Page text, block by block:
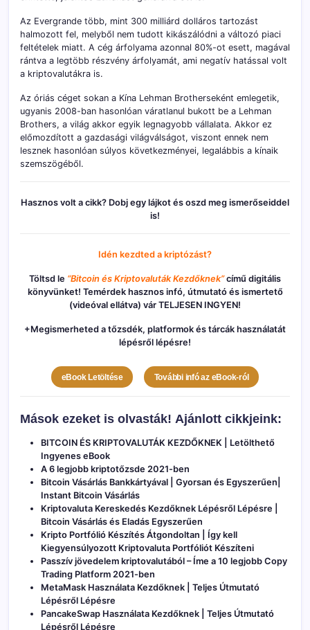
Az Evergrande több, mint 300 milliárd dolláros tartozást
halmozott fel, melyből nem tudott kikászálódni a változó piaci
feltételek miatt. A cég árfolyama azonnal 80%-ot esett, magával
rántva a legtöbb részvény árfolyamát, ami negatív hatással volt
a kriptovalutákra is.
Az óriás céget sokan a Kína Lehman Brotherseként emlegetik,
ugyanis 2008-ban hasonlóan váratlanul bukott be a Lehman
Brothers, a világ akkor egyik legnagyobb vállalata. Akkor ez
előmozdított a gazdasági világválságot, viszont ennek nem
lesznek hasonlóan súlyos következményei, legalábbis a kínaik
szemszögéből.
Hasznos volt a cikk? Dobj egy lájkot és oszd meg ismerőseiddel
is!
Idén kezdted a kriptózást?
Töltsd le “Bitcoin és Kriptovaluták Kezdőknek”című digitális
könyvünket! Temérdek hasznos infó, útmutató és ismertető
(videóval ellátva) vár TELJESEN INGYEN!
+Megismerheted a tőzsdék, platformok és tárcák használatát
lépésről lépésre!
eBook Letöltése További infó az eBook-ról
Mások ezeket is olvasták! Ajánlott cikkjeink:
BITCOIN ÉS KRIPTOVALUTÁK KEZDŐKNEK | Letölthető
Ingyenes eBook
A 6 legjobb kriptotőzsde 2021-ben
Bitcoin Vásárlás Bankkártyával | Gyorsan és Egyszerűen|
Instant Bitcoin Vásárlás
Kriptovaluta Kereskedés Kezdőknek Lépésről Lépésre |
Bitcoin Vásárlás és Eladás Egyszerűen
Kripto Portfólió Készítés Átgondoltan | Így kell
Kiegyensúlyozott Kriptovaluta Portfóliót Készíteni
Passzív jövedelem kriptovalutából – Íme a 10 legjobb Copy
Trading Platform 2021-ben
MetaMask Használata Kezdőknek | Teljes Útmutató
Lépésről Lépésre
PancakeSwap Használata Kezdőknek | Teljes Útmutató
Lépésről Lépésre